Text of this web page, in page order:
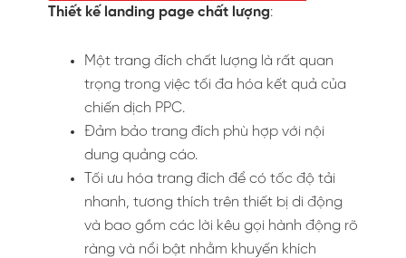
Thiết kế landing page chất lượng:
Một trang đích chất lượng là rất quan
trọng trong việc tối đa hóa kết quả của
chiến dịch PPC.
Đảm bảo trang đích phù hợp với nội
dung quảng cáo.
Tối ưu hóa trang đích để có tốc độ tải
nhanh, tương thích trên thiết bị di động
và bao gồm các lời kêu gọi hành động rõ
ràng và nổi bật nhằm khuyến khích